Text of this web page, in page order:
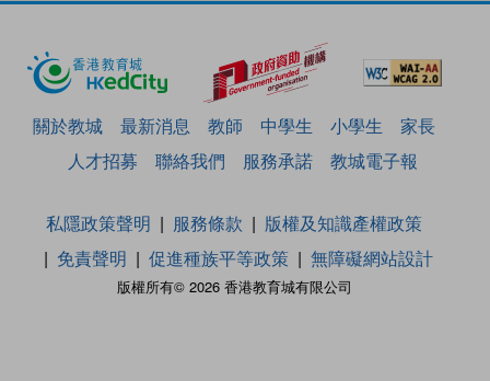
關於教城 最新消息 教師 中學生 小學生
家長
人才招募
聯絡我們 服務承諾 教城電子報
版權所有© 2026 香港教育城有限公司
私隱政策聲明 服務條款
版權及知識產權政策
免責聲明
促進種族平等政策 無障礙網站設計